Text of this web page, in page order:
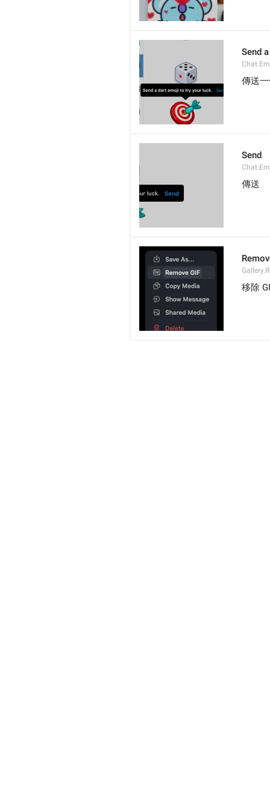
Send
傳送
Send
傳送
移除